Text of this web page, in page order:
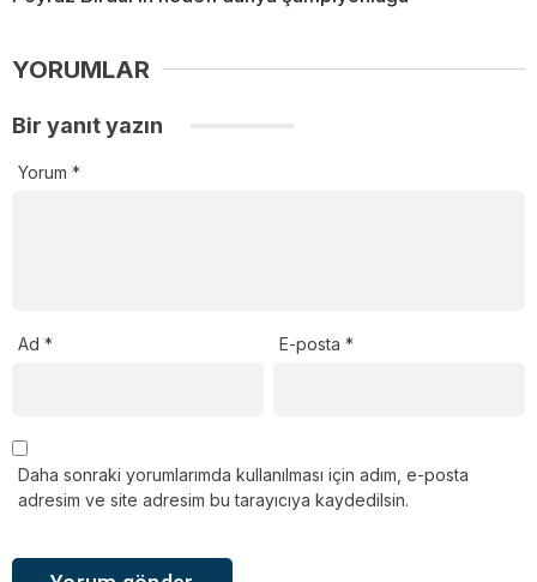
YORUMLAR
Bir yanıt yazın
Yorum *
Ad * E-posta*
Daha sonraki yorumlarımda kullanılması için adım, e-posta
adresim ve site adresim bu tarayıcıya kaydedilsin.